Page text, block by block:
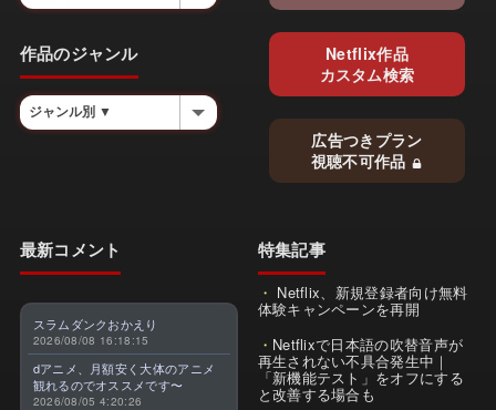
作品のジャンル
Netflix作品
カスタム検索
広告つきプラン
視聴不可作品
最新コメント
スラムダンクおかえり
2026/08/08 16:18:15
dアニメ、月額安く大体のアニメ
観れるのでオススメです〜
2026/08/05 4:20:26
特集記事
Netflix、新規登録者向け無料
体験キャンペーンを再開
Netflixで日本語の吹替音声が
再生されない不具合発生中｜
「新機能テスト」をオフにする
と改善する場合も